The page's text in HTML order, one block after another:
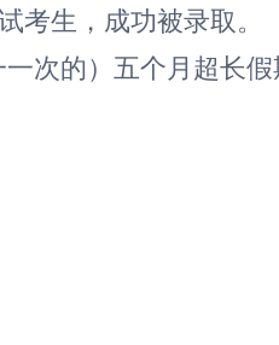
考生，成功被录取。
次的）五个月超长假